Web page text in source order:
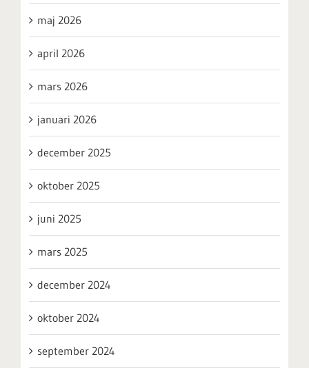
maj 2026
april 2026
mars 2026
januari 2026
december 2025
oktober 2025
juni 2025
mars 2025
december 2024
oktober 2024
september 2024